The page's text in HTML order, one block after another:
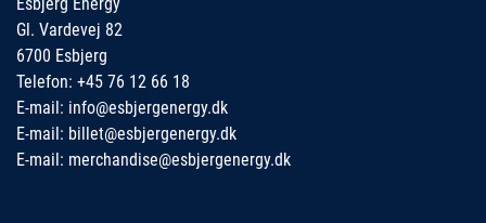
Gl. Vardevej 82
6700 Esbjerg
Telefon: +45 76 12 66 18
E-mail: info@esbjergenergy.dk
E-mail: billet@esbjergenergy.dk
E-mail: merchandise@esbjergenergy.dk